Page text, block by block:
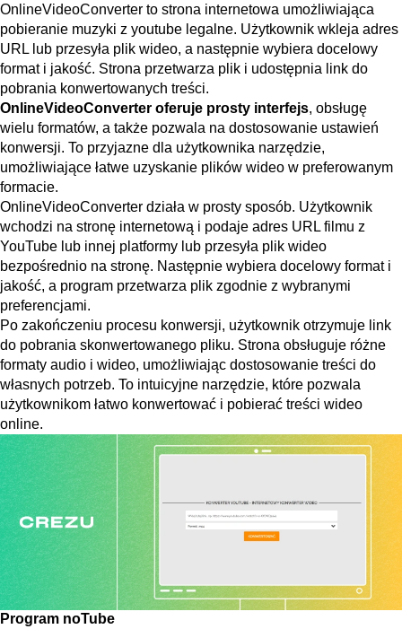
OnlineVideoConverter to strona internetowa umożliwiająca
pobieranie muzyki z youtube legalne. Użytkownik wkleja adres
URL lub przesyła plik wideo, a następnie wybiera docelowy
format i jakość. Strona przetwarza plik i udostępnia link do
pobrania konwertowanych treści.
OnlineVideoConverter oferuje prosty interfejs, obsługę
wielu formatów, a także pozwala na dostosowanie ustawień
konwersji. To przyjazne dla użytkownika narzędzie,
umożliwiające łatwe uzyskanie plików wideo w preferowanym
formacie.
OnlineVideoConverter działa w prosty sposób. Użytkownik
wchodzi na stronę internetową i podaje adres URL filmu z
YouTube lub innej platformy lub przesyła plik wideo
bezpośrednio na stronę. Następnie wybiera docelowy format i
jakość, a program przetwarza plik zgodnie z wybranymi
preferencjami.
Po zakończeniu procesu konwersji, użytkownik otrzymuje link
do pobrania skonwertowanego pliku. Strona obsługuje różne
formaty audio i wideo, umożliwiając dostosowanie treści do
własnych potrzeb. To intuicyjne narzędzie, które pozwala
użytkownikom łatwo konwertować i pobierać treści wideo
online.
Program noTube